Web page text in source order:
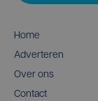
Home
Adverteren
Over ons
Contact